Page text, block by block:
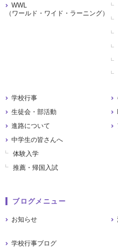
WWL
（ワールド・ワイド・ラーニング）
学校行事
生徒会・部活動
進路について
中学生の皆さんへ
体験入学
推薦・帰国入試
ブログメニュー
お知らせ
学校行事ブログ